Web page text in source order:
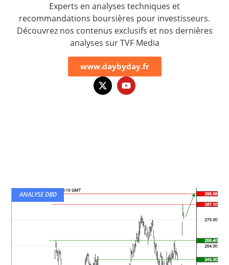
Experts en analyses techniques et
recommandations boursières pour investisseurs.
Découvrez nos contenus exclusifs et nos dernières
analyses sur TVF Media
www.daybyday.fr
ANALYSE DBD